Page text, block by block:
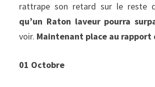
rattrape son retard sur le reste
qu’un Raton laveur pourra
voir. Maintenant place au rapport
01 Octobre